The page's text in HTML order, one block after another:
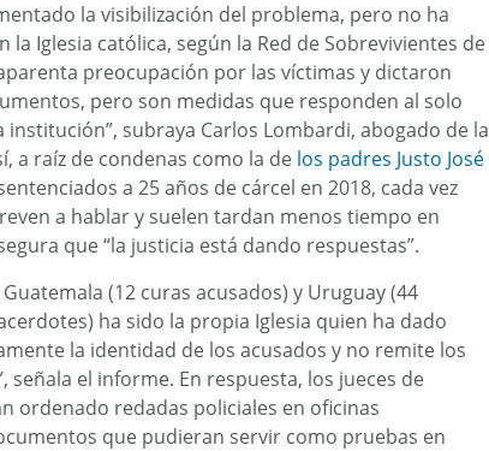
la visibilización del problema, pero no ha
Iglesia católica, según la Red de Sobrevivientes de
preocupación por las víctimas y dictaron
pero son medidas que responden al solo
subraya Carlos Lombardi, abogado de la
a raíz de condenas como la de los padres Justo José
a 25 años de cárcel en 2018, cada vez
a hablar y suelen tardan menos tiempo en
que “la justicia está dando respuestas”.
(12 curas acusados) y Uruguay (44
ha sido la propia Iglesia quien ha dado
la identidad de los acusados y no remite los
señala el informe. En respuesta, los jueces de
ordenado redadas policiales en oficinas
que pudieran servir como pruebas en